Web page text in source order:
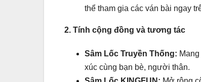
thể tham gia các ván bài ngay
2. Tính cộng đồng và tương tác
Sâm Lốc Truyền Thống:
xúc cùng bạn bè, người thân.